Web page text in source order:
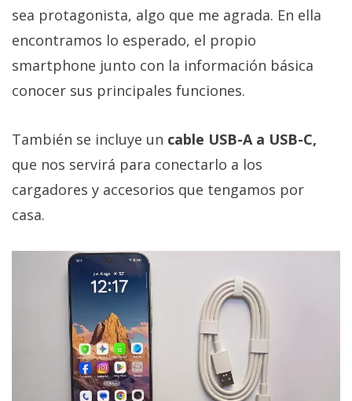
sea protagonista, algo que me agrada. En ella
encontramos lo esperado, el propio
smartphone junto con la información básica
conocer sus principales funciones.
También se incluye un cable USB-A a USB-C,
que nos servirá para conectarlo a los
cargadores y accesorios que tengamos por
casa.